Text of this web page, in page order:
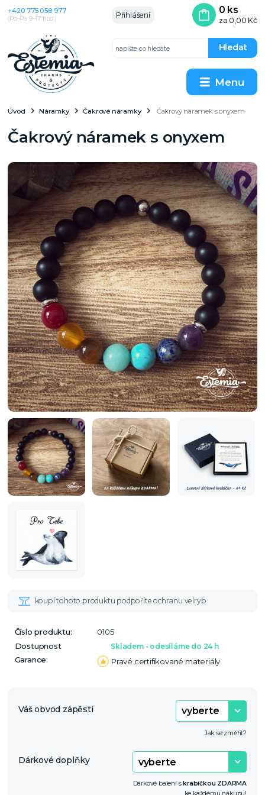
Menu
Přihlášení
Hledat
+420 775 058 977
(Po–Pá 9–17 hod.)
0 ks
za 0,00 Kč
Úvod Náramky Čakrové náramky Čakrový náramek s onyxem
Čakrový náramek s onyxem
Číslo produktu:
0105
Dostupnost
Skladem - odesíláme do 24 h
Garance: Pravé certifikované materiály
Váš obvod zápěstí
Jak se změřit?
Dárkové doplňky
Dárkové balení skrabičkou ZDARMA
ke každému nákupu!